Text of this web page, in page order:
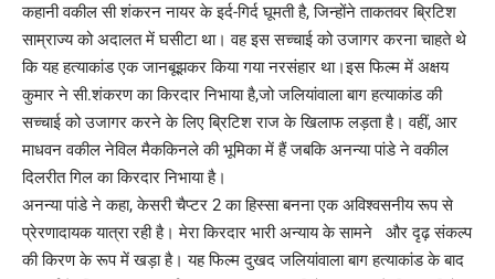
कहानी वकील सी शंकरन नायर के इर्द-गिर्द घूमती है, जिन्‍होंने ताकतवर ब्रिटिश
साम्राज्य को अदालत में घसीटा था। वह इस सच्चाई को उजागर करना चाहते थे
कि यह हत्‍याकांड एक जानबूझकर किया गया नरसंहार था।इस फिल्म में अक्षय
कुमार ने सी.शंकरण का किरदार निभाया है,जो जलियांवाला बाग हत्याकांड की
सच्चाई को उजागर करने के लिए ब्रिटिश राज के खिलाफ लड़ता है। वहीं, आर
माधवन वकील नेविल मैककिनले की भूमिका में हैं जबकि अनन्या पांडे ने वकील
दिलरीत गिल का किरदार निभाया है।
अनन्या पांडे ने कहा, केसरी चैप्टर 2 का हिस्सा बनना एक अविश्वसनीय रूप से
प्रेरणादायक यात्रा रही है। मेरा किरदार भारी अन्याय के सामने और दृढ़ संकल्प
की किरण के रूप में खड़ा है। यह फिल्म दुखद जलियांवाला बाग हत्याकांड के बाद